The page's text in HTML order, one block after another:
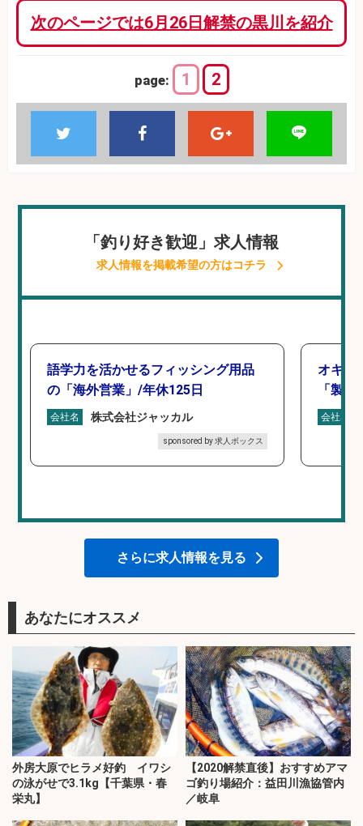
次のページでは6月26日解禁の黒川を紹介
page: 1 2
「釣り好き歓迎」求人情報
求人情報を掲載希望の方はコチラ
語学力を活かせるフィッシング用品
の「海外営業」/年休125日
会社名 株式会社ジャッカル
sponsored by 求人ボックス
オキア
「製
会社名
さらに求人情報を見る
あなたにオススメ
外房大原でヒラメ好釣 イワシ
の泳がせで3.1kg【千葉県・春
栄丸】
【2020解禁直後】おすすめアマ
ゴ釣り場紹介：益田川漁協管内
／岐阜